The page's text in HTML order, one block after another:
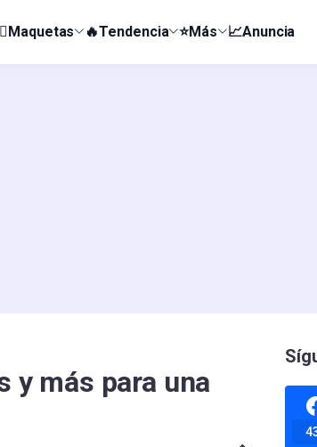
🔥Tendencia ⭐Más 📈Anuncia
y más para una